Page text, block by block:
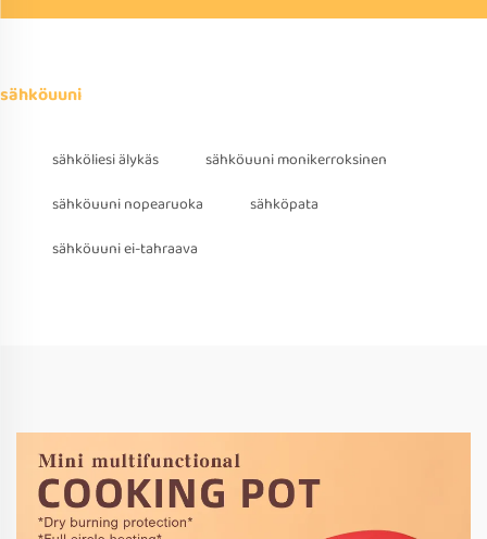
sähköuuni
sähköliesi älykäs
sähköuuni monikerroksinen
sähköuuni nopearuoka
sähköpata
sähköuuni ei-tahraava